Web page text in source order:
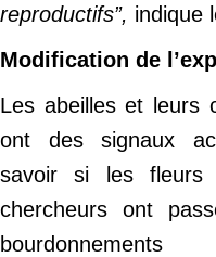
reproductifs”, indique
Modification de
Les abeilles et leurs
ont des signaux
savoir si les fleurs
chercheurs ont